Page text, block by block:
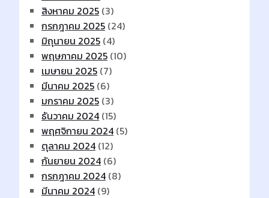
สิงหาคม 2025 (3)
กรกฎาคม 2025 (24)
มิถุนายน 2025 (4)
พฤษภาคม 2025 (10)
เมษายน 2025 (7)
มีนาคม 2025 (6)
มกราคม 2025 (3)
ธันวาคม 2024 (15)
พฤศจิกายน 2024 (5)
ตุลาคม 2024 (12)
กันยายน 2024 (6)
กรกฎาคม 2024 (8)
มีนาคม 2024 (9)